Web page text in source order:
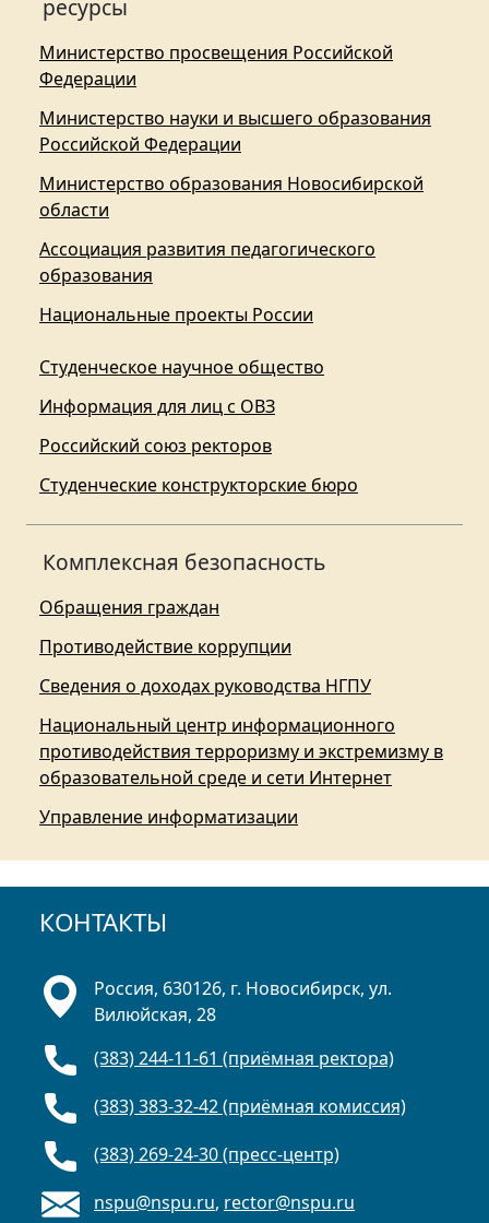
ресурсы
Министерство просвещения Российской
Федерации
Министерство науки и высшего образования
Российской Федерации
Министерство образования Новосибирской
области
Ассоциация развития педагогического
образования
Национальные проекты России
Студенческое научное общество
Информация для лиц с ОВЗ
Российский союз ректоров
Студенческие конструкторские бюро
Комплексная безопасность
Обращения граждан
Противодействие коррупции
Сведения о доходах руководства НГПУ
Национальный центр информационного
противодействия терроризму и экстремизму в
образовательной среде и сети Интернет
Управление информатизации
КОНТАКТЫ
Россия, 630126, г. Новосибирск, ул.
Вилюйская, 28
(383) 244-11-61 (приёмная ректора)
(383) 383-32-42 (приёмная комиссия)
(383) 269-24-30 (пресс-центр)
nspu@nspu.ru, rector@nspu.ru